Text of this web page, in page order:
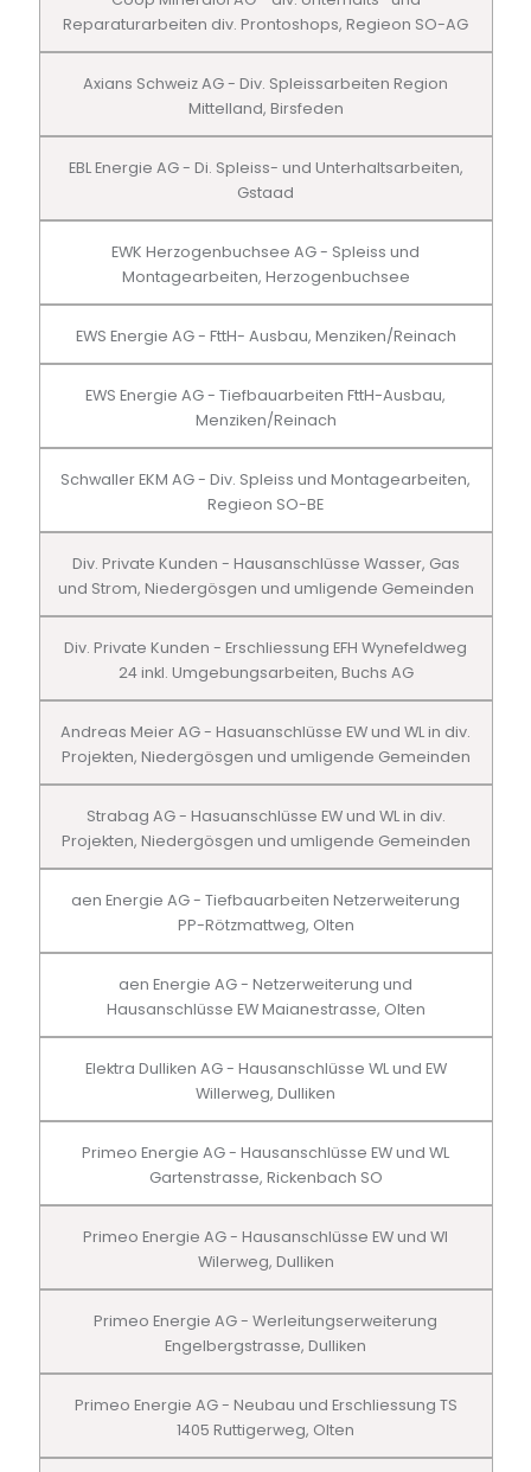
Reparaturarbeiten div. Prontoshops, Regieon SO-AG
Axians Schweiz AG - Div. Spleissarbeiten Region
Mittelland, Birsfeden
EBL Energie AG - Di. Spleiss- und Unterhaltsarbeiten,
Gstaad
EWK Herzogenbuchsee AG - Spleiss und
Montagearbeiten, Herzogenbuchsee
EWS Energie AG - FttH- Ausbau, Menziken/Reinach
EWS Energie AG - Tiefbauarbeiten FttH-Ausbau,
Menziken/Reinach
Schwaller EKM AG - Div. Spleiss und Montagearbeiten,
Regieon SO-BE
Div. Private Kunden - Hausanschlüsse Wasser, Gas
und Strom, Niedergösgen und umligende Gemeinden
Div. Private Kunden - Erschliessung EFH Wynefeldweg
24 inkl. Umgebungsarbeiten, Buchs AG
Andreas Meier AG - Hasuanschlüsse EW und WL in div.
Projekten, Niedergösgen und umligende Gemeinden
Strabag AG - Hasuanschlüsse EW und WL in div.
Projekten, Niedergösgen und umligende Gemeinden
aen Energie AG - Tiefbauarbeiten Netzerweiterung
PP-Rötzmattweg, Olten
aen Energie AG - Netzerweiterung und
Hausanschlüsse EW Maianestrasse, Olten
Elektra Dulliken AG - Hausanschlüsse WL und EW
Willerweg, Dulliken
Primeo Energie AG - Hausanschlüsse EW und WL
Gartenstrasse, Rickenbach SO
Primeo Energie AG - Hausanschlüsse EW und Wl
Wilerweg, Dulliken
Primeo Energie AG - Werleitungserweiterung
Engelbergstrasse, Dulliken
Primeo Energie AG - Neubau und Erschliessung TS
1405 Ruttigerweg, Olten